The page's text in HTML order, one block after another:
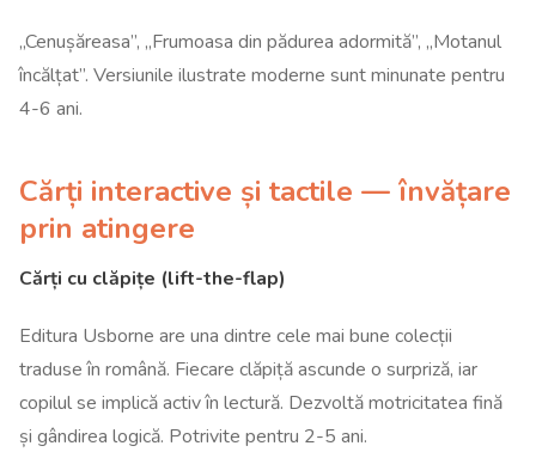
„Cenușăreasa”, „Frumoasa din pădurea adormită”, „Motanul
încălțat”. Versiunile ilustrate moderne sunt minunate pentru
4-6 ani.
Cărți interactive și tactile — învățare
prin atingere
Cărți cu clăpițe (lift-the-flap)
Editura Usborne are una dintre cele mai bune colecții
traduse în română. Fiecare clăpiță ascunde o surpriză, iar
copilul se implică activ în lectură. Dezvoltă motricitatea fină
și gândirea logică. Potrivite pentru 2-5 ani.